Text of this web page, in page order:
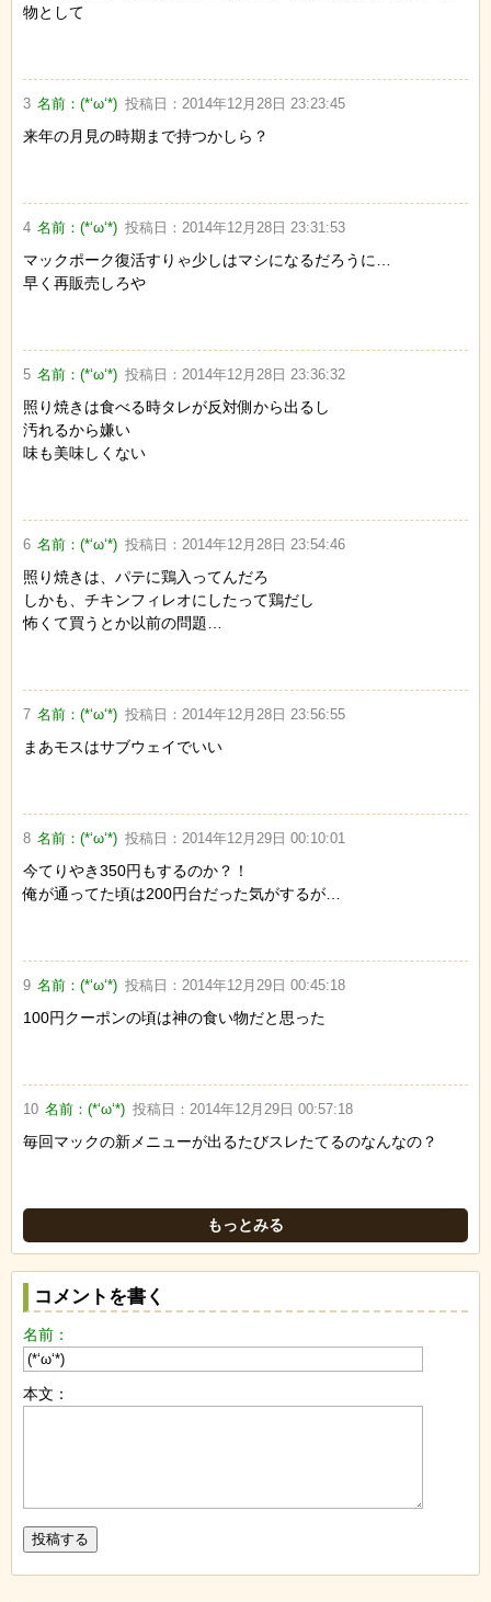
物として
3 名前：(*‘ω‘*) 投稿日： 2014年12月28日 23:23:45
来年の月見の時期まで持つかしら？
4 名前：(*‘ω‘*) 投稿日： 2014年12月28日 23:31:53
マックポーク復活すりゃ少しはマシになるだろうに…
早く再販売しろや
5 名前：(*‘ω‘*) 投稿日： 2014年12月28日 23:36:32
照り焼きは食べる時タレが反対側から出るし
汚れるから嫌い
味も美味しくない
6 名前：(*‘ω‘*) 投稿日： 2014年12月28日 23:54:46
照り焼きは、パテに鶏入ってんだろ
しかも、チキンフィレオにしたって鶏だし
怖くて買うとか以前の問題…
7 名前：(*‘ω‘*) 投稿日： 2014年12月28日 23:56:55
まあモスはサブウェイでいい
8 名前：(*‘ω‘*) 投稿日： 2014年12月29日 00:10:01
今てりやき350円もするのか？！
俺が通ってた頃は200円台だった気がするが…
9 名前：(*‘ω‘*) 投稿日： 2014年12月29日 00:45:18
100円クーポンの頃は神の食い物だと思った
10 名前：(*‘ω‘*) 投稿日： 2014年12月29日 00:57:18
毎回マックの新メニューが出るたびスレたてるのなんなの？
もっとみる
コメントを書く
名前：
本文：